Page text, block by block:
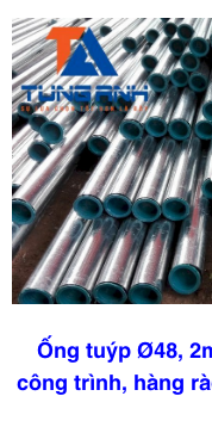
Ống tuýp Ø48,
công trình, hàng